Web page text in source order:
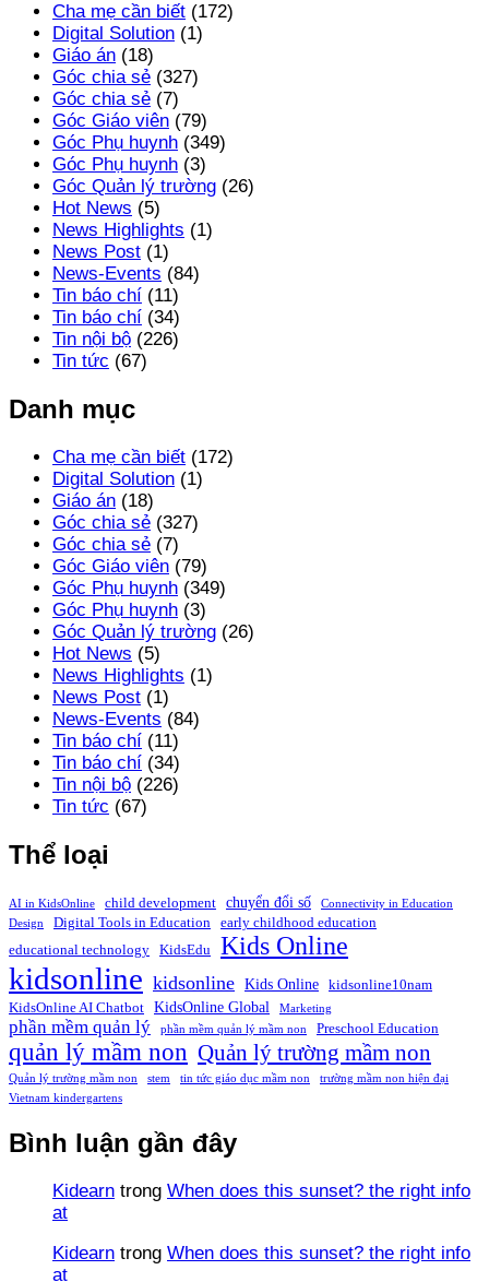
Cha mẹ cần biết (172)
Digital Solution (1)
Giáo án (18)
Góc chia sẻ (327)
Góc chia sẻ (7)
Góc Giáo viên (79)
Góc Phụ huynh (349)
Góc Phụ huynh (3)
Góc Quản lý trường (26)
Hot News (5)
News Highlights (1)
News Post (1)
News-Events (84)
Tin báo chí (11)
Tin báo chí (34)
Tin nội bộ (226)
Tin tức (67)
Danh mục
Cha mẹ cần biết (172)
Digital Solution (1)
Giáo án (18)
Góc chia sẻ (327)
Góc chia sẻ (7)
Góc Giáo viên (79)
Góc Phụ huynh (349)
Góc Phụ huynh (3)
Góc Quản lý trường (26)
Hot News (5)
News Highlights (1)
News Post (1)
News-Events (84)
Tin báo chí (11)
Tin báo chí (34)
Tin nội bộ (226)
Tin tức (67)
Thể loại
AI in KidsOnline child development chuyển đổi số
Connectivity in Education
Design
Digital Tools in Education
early childhood education
educational technology
KidsEdu Kids Online
kidsonline kidsonline Kids Online
kidsonline10nam
KidsOnline AI Chatbot
KidsOnline Global Marketing
phần mềm quản lý phần mềm quản lý mầm non Preschool Education
quản lý mầm non Quản lý trường mầm non
Quản lý trường mầm non stem tin tức giáo dục mầm non
trường mầm non hiện đại
Vietnam kindergartens
Bình luận gần đây
Kidearn trong When does this sunset? the right info
at
Kidearn trong When does this sunset? the right info
at